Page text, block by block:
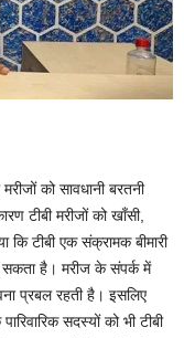
को सावधानी बरतनी
टीबी मरीजों को खाँसी,
कि टीबी एक संक्रामक बीमारी
है। मरीज के संपर्क में
प्रबल रहती है। इसलिए
सदस्यों को भी टीबी